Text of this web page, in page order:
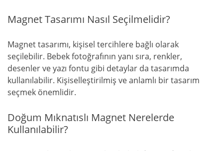
Magnet Tasarımı Nasıl Seçilmelidir?
Magnet tasarımı, kişisel tercihlere bağlı olarak
seçilebilir. Bebek fotoğrafının yanı sıra, renkler,
desenler ve yazı fontu gibi detaylar da tasarımda
kullanılabilir. Kişiselleştirilmiş ve anlamlı bir tasarım
seçmek önemlidir.
Doğum Mıknatıslı Magnet Nerelerde
Kullanılabilir?